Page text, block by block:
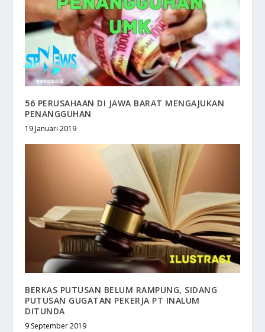
56 PERUSAHAAN DI JAWA BARAT MENGAJUKAN
PENANGGUHAN
19 Januari 2019
BERKAS PUTUSAN BELUM RAMPUNG, SIDANG
PUTUSAN GUGATAN PEKERJA PT INALUM
DITUNDA
9 September 2019